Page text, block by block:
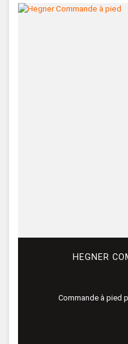
HEGNER
Commande à pied